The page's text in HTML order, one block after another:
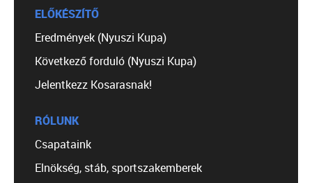
ELŐKÉSZÍTŐ
Eredmények (Nyuszi Kupa)
Következő forduló (Nyuszi Kupa)
Jelentkezz Kosarasnak!
RÓLUNK
Csapataink
Elnökség, stáb, sportszakemberek